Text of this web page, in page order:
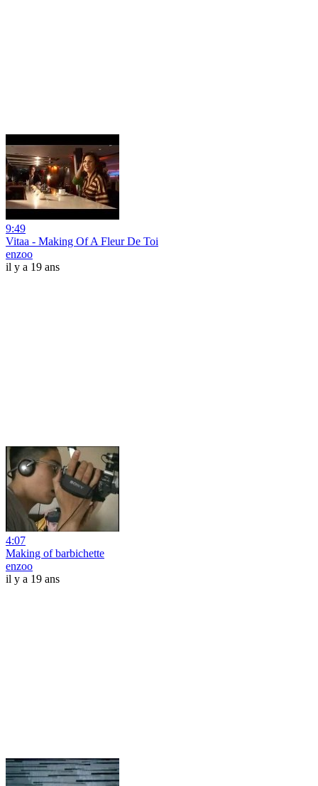
9:49
Vitaa - Making Of A Fleur De Toi
enzoo
il y a 19 ans
4:07
Making of barbichette
enzoo
il y a 19 ans